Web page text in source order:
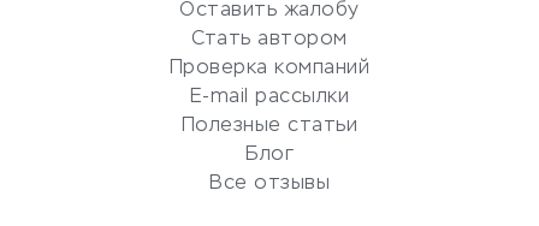
Красота и здоровье
Сервисы по поиску работы
Сетевой маркетинг
УСЛУГИ ДЛЯ БИЗНЕСА
Оставить жалобу
Стать автором
Проверка компаний
E-mail рассылки
Полезные статьи
Блог
Все отзывы